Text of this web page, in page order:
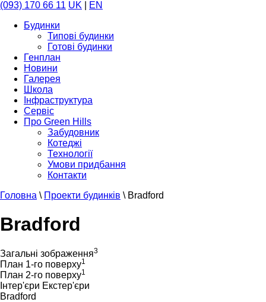
(093) 170 66 11 UK
EN
Будинки
Типові будинки
Готові будинки
Генплан
Новини
Галерея
Школа
Інфраструктура
Сервіс
Про Green Hills
Забудовник
Котеджі
Технології
Умови придбання
Контакти
Головна \ Проекти будинків \ Bradford
Bradford
Загальні зображення3
План 1-го поверху1
План 2-го поверху1
Інтер'єри Екстер'єри
Bradford